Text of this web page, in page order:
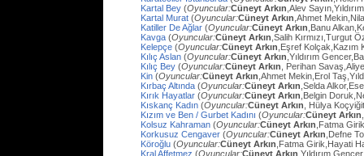
Kartal Bey (Oyuncular:Cüneyt Arkın ,Alev
Kartal Murat (Oyuncular:Cüneyt Arkın ,Ahmet
Katiller De Ağlar (Oyuncular:Cüneyt Arkın ,Banu
Kavga (Oyuncular:Cüneyt Arkın ,Salih Kırmızı,Turgut
Kelepçe (Oyuncular:Cüneyt Arkın ,Eşref
Kılıç Aslan (Oyuncular:Cüneyt Arkın ,Yıldırım
Kılıç Bey (Oyuncular:Cüneyt Arkın , Perihan
Kin (Oyuncular:Cüneyt Arkın ,Ahmet Mekin,Erol
Kırbaç Altında (Oyuncular:Cüneyt Arkın ,Selda
Kırık Hayatlar (Oyuncular:Cüneyt Arkın ,Belgin
Kıskanç Kadın (Oyuncular:Cüneyt Arkın , Hülya
Kızım ve Ben / Gurbet Kadını (Oyuncular:Cüneyt Arkın
Kolsuz Kahraman (Oyuncular:Cüneyt Arkın ,Fatma
Korkusuz Cengaver (Oyuncular:Cüneyt Arkın ,Defne
Köroğlu (Oyuncular:Cüneyt Arkın ,Fatma Girik,Hayati
Kral Affetmez (Oyuncular:Cüneyt Arkın ,Yıldırım